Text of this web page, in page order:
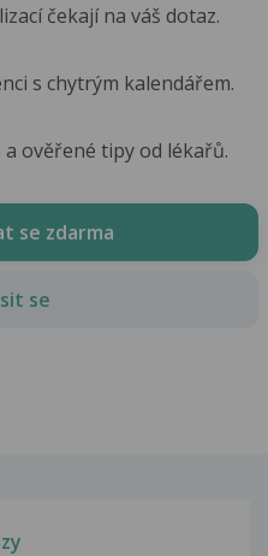
čekají na váš dotaz.
s chytrým kalendářem.
ověřené tipy od lékařů.
se zdarma
se